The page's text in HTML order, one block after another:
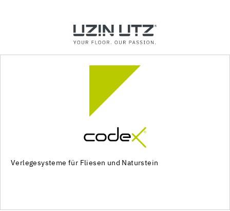
Verlegesysteme für Fliesen und Naturstein